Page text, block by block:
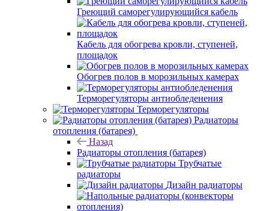
Греющий саморегулирующийся кабель
Кабель для обогрева кровли, ступеней,
площадок
Обогрев полов в морозильных камерах
Терморегуляторы антиобледенения
Терморегуляторы
Радиаторы
отопления (батарея)
Назад
Радиаторы отопления (батарея)
Трубчатые
радиаторы
Дизайн радиаторы